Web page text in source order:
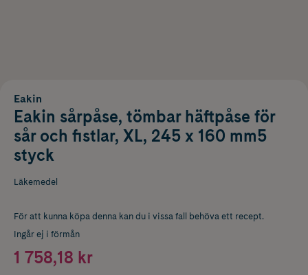
Eakin
Eakin sårpåse, tömbar häftpåse för
sår och fistlar, XL, 245 x 160 mm5
styck
Läkemedel
För att kunna köpa denna kan du i vissa fall behöva ett recept.
Ingår ej i förmån
1 758,18 kr